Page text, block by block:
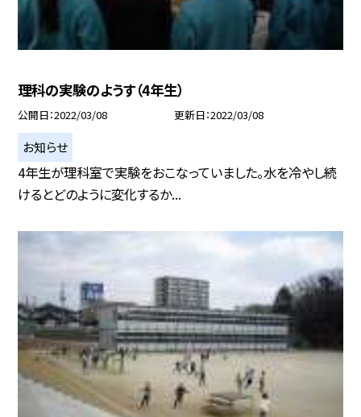
理科の実験のようす（4年生）
公開日 2022/03/08 更新日 2022/03/08
お知らせ
4年生が理科室で実験をおこなっていました。水を冷やし続
けるとどのように変化するか...